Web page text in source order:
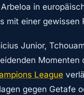
in
mit einer gewissen
Junior,
Momenten
League
gegen Getafe